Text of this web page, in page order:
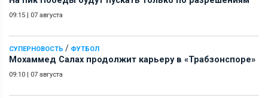
09:15 | 07 августа
СУПЕРНОВОСТЬ / ФУТБОЛ
Мохаммед Салах продолжит карьеру в «Трабзонспоре»
09:10 | 07 августа